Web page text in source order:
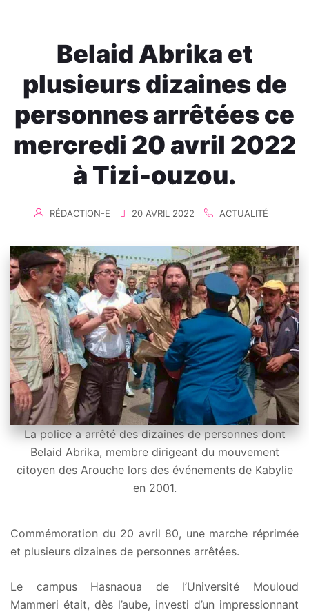
Belaid Abrika et
plusieurs dizaines de
personnes arrêtées ce
mercredi 20 avril 2022
à Tizi-ouzou.
RÉDACTION-E 20 AVRIL 2022 ACTUALITÉ
La police a arrêté des dizaines de personnes dont
Belaid Abrika, membre dirigeant du mouvement
citoyen des Arouche lors des événements de Kabylie
en 2001.
Commémoration du 20 avril 80, une marche réprimée
et plusieurs dizaines de personnes arrêtées.
Le campus Hasnaoua de l’Université Mouloud
Mammeri était, dès l’aube, investi d’un impressionnant